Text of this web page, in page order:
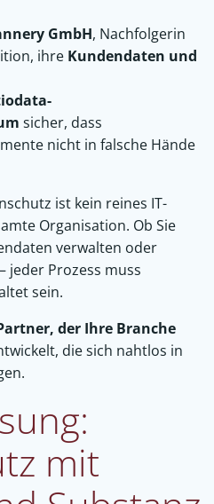
GmbH, Nachfolgerin
ihre Kundendaten und
sicher, dass
nicht in falsche Hände
ist kein reines IT-
Organisation. Ob Sie
verwalten oder
jeder Prozess muss
sein.
der Ihre Branche
die sich nahtlos in
mit